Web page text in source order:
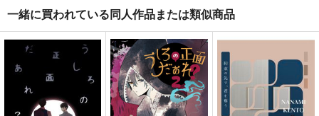
一緒に買われている同人作品または類似商品